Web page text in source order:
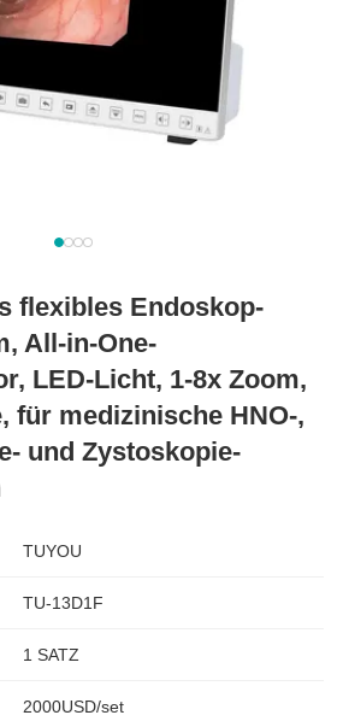
flexibles Endoskop-
All-in-One-
LED-Licht, 1-8x Zoom,
für medizinische HNO-,
und Zystoskopie-
TUYOU
TU-13D1F
1 SATZ
2000USD/set